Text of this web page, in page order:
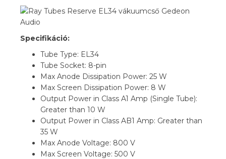
Specifikáció:
Tube Type: EL34
Tube Socket: 8-pin
Max Anode Dissipation Power: 25 W
Max Screen Dissipation Power: 8 W
Output Power in Class A1 Amp (Single Tube):
Greater than 10 W
Output Power in Class AB1 Amp: Greater than
35 W
Max Anode Voltage: 800 V
Max Screen Voltage: 500 V